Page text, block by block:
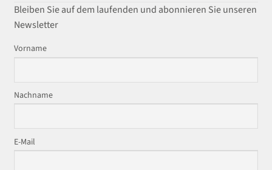
Bleiben Sie auf dem laufenden und abonnieren Sie unseren
Newsletter
Vorname
Nachname
E-Mail